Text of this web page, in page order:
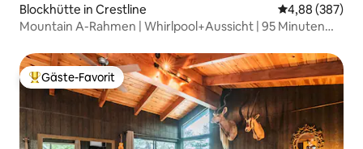
Blockhütte in Crestline
4,88 (387)
Mountain A-Rahmen | Whirlpool+Aussicht | 95 Minuten
Beliebter Gäste-Favorit.
Gäste-Favorit